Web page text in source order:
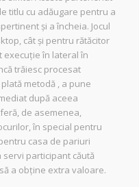
titlu cu adăugare pentru a
și a încheia. Jocul
cât și pentru rătăcitor
execuție în lateral în
trăiesc procesat
metodă , a pune
după aceea
de asemenea,
în special pentru
casa de pariuri
participant căută
a obține extra valoare.